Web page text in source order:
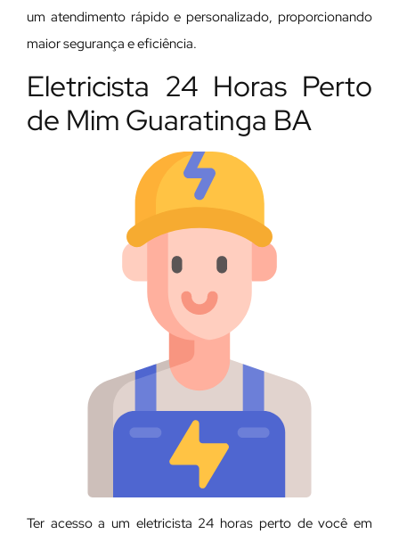
um atendimento rápido e personalizado, proporcionando
maior segurança e eficiência.
Eletricista 24 Horas Perto
de Mim Guaratinga BA
Ter acesso a um eletricista 24 horas perto de você em